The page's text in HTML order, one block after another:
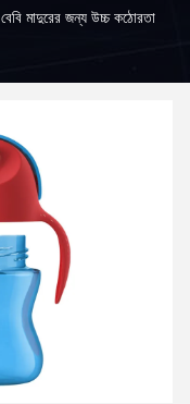
বেবি মাদুরের জন্য উচ্চ কঠোরতা